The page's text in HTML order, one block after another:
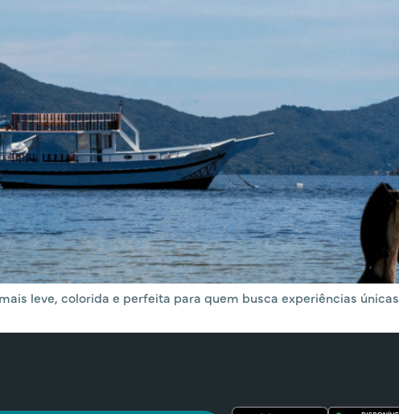
leve, colorida e perfeita para quem busca experiências